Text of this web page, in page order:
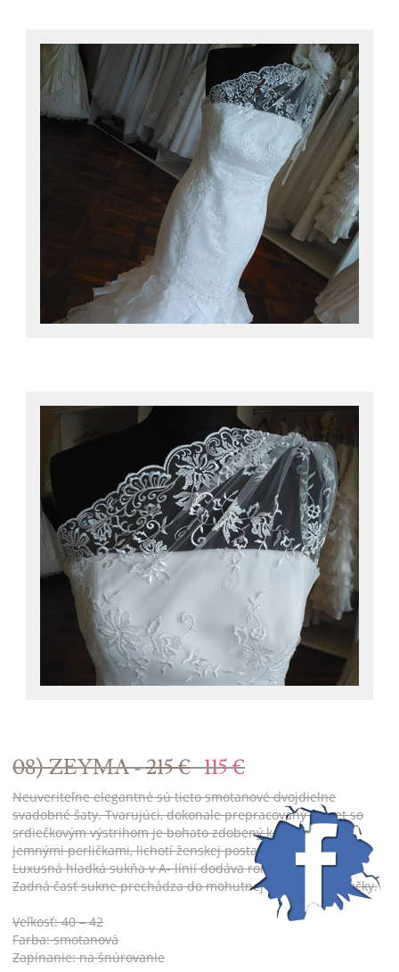
08) ZEYMA -215 € 115 €
Neuveriteľne elegantné sú tieto smotanové dvojdielne
svadobné šaty. Tvarujúci, dokonale prepracovaný korzet so
srdiečkovým výstrihom je bohato zdobený kamienkami a
jemnými perličkami, lichotí ženskej postave a zoštíhľuje pás.
Luxusná hladká sukňa v A- línií dodáva romantický vzhľad.
Zadná časť sukne prechádza do mohutnej nazberanej vlečky.
Veľkosť: 40 – 42
Farba: smotanová
Zapínanie: na šnúrovanie